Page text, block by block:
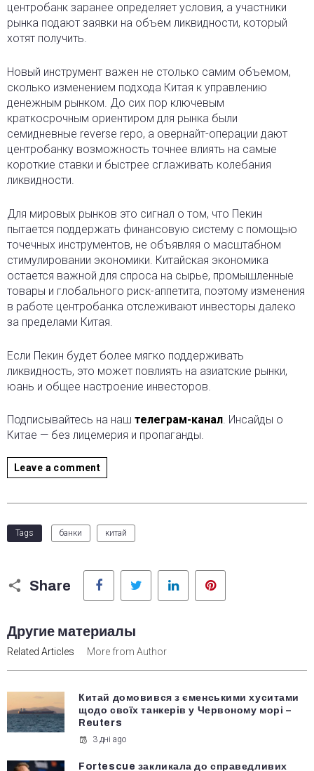
центробанк заранее определяет условия, а участники
рынка подают заявки на объем ликвидности, который
хотят получить.
Новый инструмент важен не столько самим объемом,
сколько изменением подхода Китая к управлению
денежным рынком. До сих пор ключевым
краткосрочным ориентиром для рынка были
семидневные reverse repo, а овернайт-операции дают
центробанку возможность точнее влиять на самые
короткие ставки и быстрее сглаживать колебания
ликвидности.
Для мировых рынков это сигнал о том, что Пекин
пытается поддержать финансовую систему с помощью
точечных инструментов, не объявляя о масштабном
стимулировании экономики. Китайская экономика
остается важной для спроса на сырье, промышленные
товары и глобального риск-аппетита, поэтому изменения
в работе центробанка отслеживают инвесторы далеко
за пределами Китая.
Если Пекин будет более мягко поддерживать
ликвидность, это может повлиять на азиатские рынки,
юань и общее настроение инвесторов.
Подписывайтесь на наш телеграм-канал. Инсайды о
Китае — без лицемерия и пропаганды.
Leave a comment
Tags банки китай
Share
Facebook Twitter LinkedIn
Другие материалы
Related Articles More from Author
Китай домовився з єменськими хуситами
щодо своїх танкерів у Червоному морі –
Reuters
3 дні ago
Fortescue закликала до справедливих